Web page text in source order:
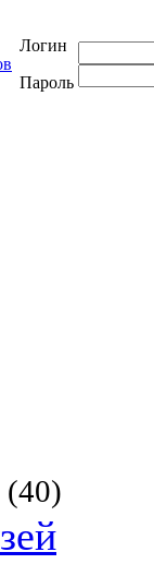
Логин
Пароль
(40)